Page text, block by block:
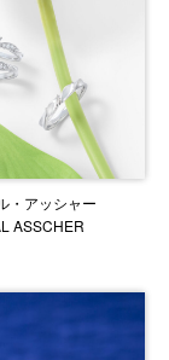
・アッシャー
ASSCHER